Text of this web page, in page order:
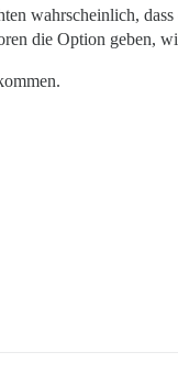
wahrscheinlich,
die Option geben,